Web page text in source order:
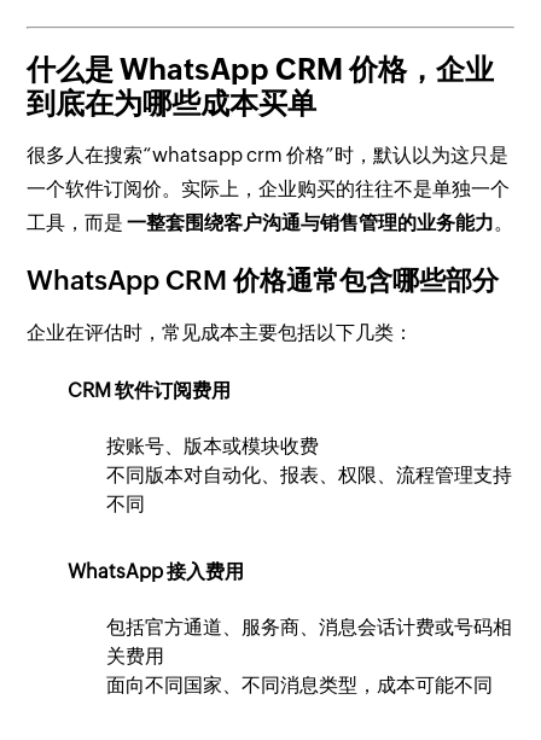
什么是 WhatsApp CRM 价格，企业
到底在为哪些成本买单
很多人在搜索“whatsapp crm 价格”时，默认以为这只是
一个软件订阅价。实际上，企业购买的往往不是单独一个
工具，而是一整套围绕客户沟通与销售管理的业务能力。
WhatsApp CRM 价格通常包含哪些部分
企业在评估时，常见成本主要包括以下几类：
CRM 软件订阅费用
按账号、版本或模块收费
不同版本对自动化、报表、权限、流程管理支持
不同
WhatsApp 接入费用
包括官方通道、服务商、消息会话计费或号码相
关费用
面向不同国家、不同消息类型，成本可能不同